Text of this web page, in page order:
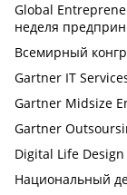
Global
неделя
Всемирный
Gartner IT
Gartner Midsize
Gartner
Digital Life Design
Национальный